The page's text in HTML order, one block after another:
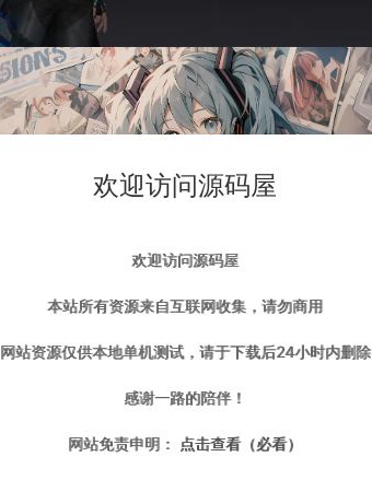
欢迎访问源码屋
欢迎访问源码屋
本站所有资源来自互联网收集，请勿商用
网站资源仅供本地单机测试，请于下载后24小时内删除
感谢一路的陪伴！
网站免责申明： 点击查看（必看）